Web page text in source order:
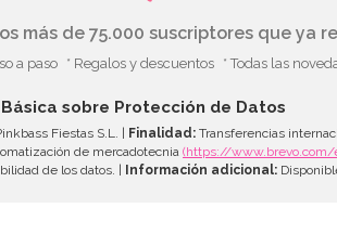
más de 75.000 suscriptores que ya
a paso * Regalos y descuentos * Todas las
sobre Protección de Datos
Fiestas S.L. | Finalidad: Transferencias
de mercadotecnia (https://
de los datos. | Información adicional: